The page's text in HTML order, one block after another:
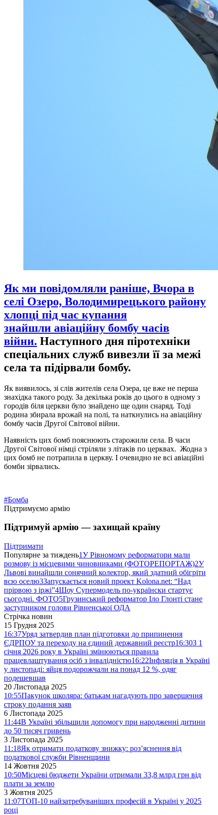
Як ми повідомляли раніше, Вчора в
селі Озеро, Володимирецького району
хлопці під час купання
знайшли авіаційну бомбу часів
війни. Наступного дня піротехніки
спеціальних служб вивезли її за межі
села та підірвали бомбу.
Як виявилось, зі слів жителів села Озера, це вже не перша
знахідка такого роду. За декілька років до цього в одному з
городів біля церкви було знайдено ще один снаряд. Тоді
родина збирала врожай на полі, та наткнулись на авіаційну
бомбу часів Другої Світової війни.
Наявність цих бомб пояснюють старожили села. В часи
Другої Світової німці стріляли з літаків по церквах. Жодна з
цих бомб не потрапила в церкву. І очевидно не всі авіаційні
бомби зірвались.
#Бомба
Підтримуємо армію
Підтримуй армію — захищай країну
Підтримати
Популярне за тиждень1У Рівномому реформатори мали
розмову із місцевими чиновниками (ФОТОРЕПОРТАЖ)2У
Львові винайшли сонячний колектор, який здатний обігріти
всю оселю3Запускається новий проект Kolona.net: “Над
прірвою з іржі”4Шоу Супермодель по-українски стартує
сьогодні. ФОТО5Грузинський реформатор Іло Глонті стане
заступником голови Рівненської ОДА
Стрічка новин
15 Грудня 2025
16:37Уряд затвердив план підготовки до припинення
ЄДРПОУ та переходу на єдиний державний реєстр16:30З 1
січня 2026 року в Україні змінюються правила
працевлаштування осіб з інвалідністю16:22Інфляція в Україні
у листопаді: яйця подорожчали на понад 12 %, одяг
подешевшав
20 Листопада 2025
10:55Пакунок школяра: батькам нагадують про завершення
строку подання заяв
6 Листопада 2025
11:44В Україні збільшили допомогу при народженні дитини
до 50 тисяч гривень
3 Листопада 2025
11:18Як отримати податкову знижку: роз’яснення від
податкової служби Рівненщини
14 Жовтня 2025
10:50Місцеві бюджети України отримали 33,8 млрд грн від
плати за землю
3 Жовтня 2025
11:07ТОП-10 найзатребуваніших професій в Україні у 2025
році